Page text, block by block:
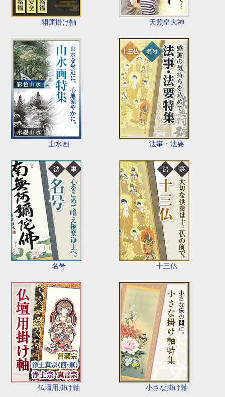
開運掛け軸 天照皇大神
山水画 法事・法要
名号 十三仏
仏壇用掛け軸 小さな掛け軸